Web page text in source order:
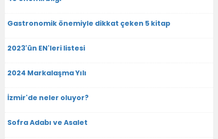
Gastronomik önemiyle dikkat çeken 5 kitap
2023'ün EN'leri listesi
2024 Markalaşma Yılı
İzmir'de neler oluyor?
Sofra Adabı ve Asalet